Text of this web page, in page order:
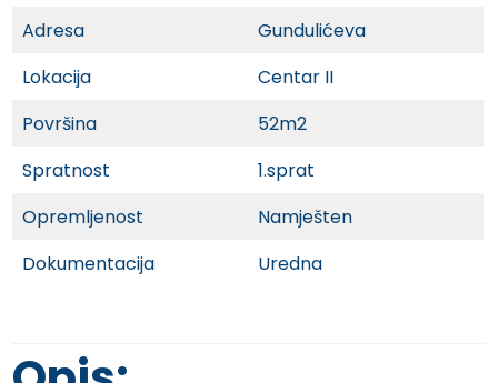
Adresa
Gundulićeva
Lokacija
Centar II
Površina
52m2
Spratnost
1.sprat
Opremljenost
Namješten
Dokumentacija
Uredna